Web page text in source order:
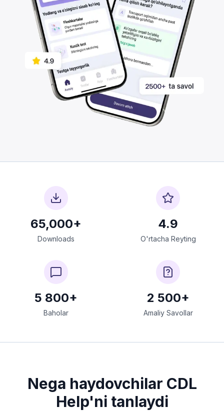
65,000+
Downloads
4.9
O'rtacha Reyting
5 800+
Baholar
2 500+
Amaliy Savollar
Nega haydovchilar CDL
Help'ni tanlaydi